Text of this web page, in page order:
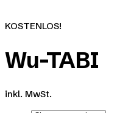
KOSTENLOS!
Wu-TABI
inkl. MwSt.